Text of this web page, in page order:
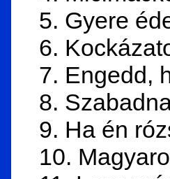
5. Gyere
6.
7. Engedd,
8.
9. Ha én
10.